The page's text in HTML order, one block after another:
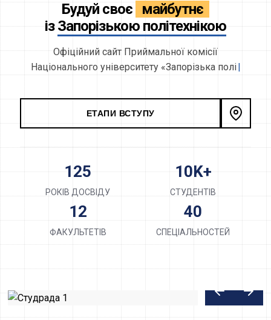
Будуй своє
майбутнє
ізЗапорізькою політехнікою
Офіційний сайт Приймальної комісії
Національного університету «Запорізь ка
ЕТАПИ ВСТУПУ
125
РОКІВ ДОСВІДУ
10K+
СТУДЕНТІВ
12
ФАКУЛЬТЕТІВ
40
СПЕЦІАЛЬНОСТЕЙ